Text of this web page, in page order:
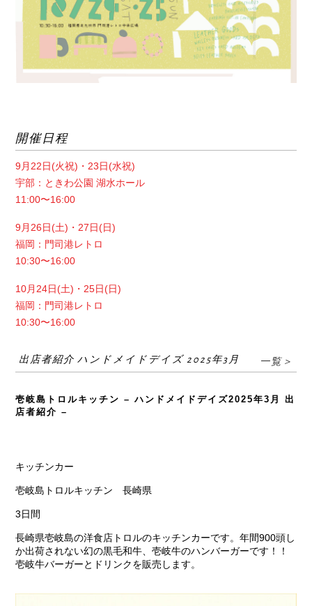
開催日程
9月22日(火祝)・23日(水祝)
宇部：ときわ公園 湖水ホール
11:00〜16:00
9月26日(土)・27日(日)
福岡：門司港レトロ
10:30〜16:00
10月24日(土)・25日(日)
福岡：門司港レトロ
10:30〜16:00
出店者紹介 ハンドメイドデイズ 2025年3月 一覧＞
壱岐島トロルキッチン – ハンドメイドデイズ2025年3月 出
店者紹介 –
キッチンカー
壱岐島トロルキッチン 長崎県
3日間
長崎県壱岐島の洋食店トロルのキッチンカーです。年間900頭し
か出荷されない幻の黒毛和牛、壱岐牛のハンバーガーです！！
壱岐牛バーガーとドリンクを販売します。